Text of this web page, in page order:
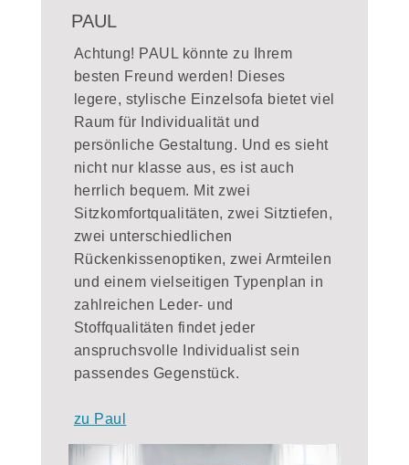
PAUL
Achtung! PAUL könnte zu Ihrem
besten Freund werden! Dieses
legere, stylische Einzelsofa bietet viel
Raum für Individualität und
persönliche Gestaltung. Und es sieht
nicht nur klasse aus, es ist auch
herrlich bequem. Mit zwei
Sitzkomfortqualitäten, zwei Sitztiefen,
zwei unterschiedlichen
Rückenkissenoptiken, zwei Armteilen
und einem vielseitigen Typenplan in
zahlreichen Leder- und
Stoffqualitäten findet jeder
anspruchsvolle Individualist sein
passendes Gegenstück.
zu Paul